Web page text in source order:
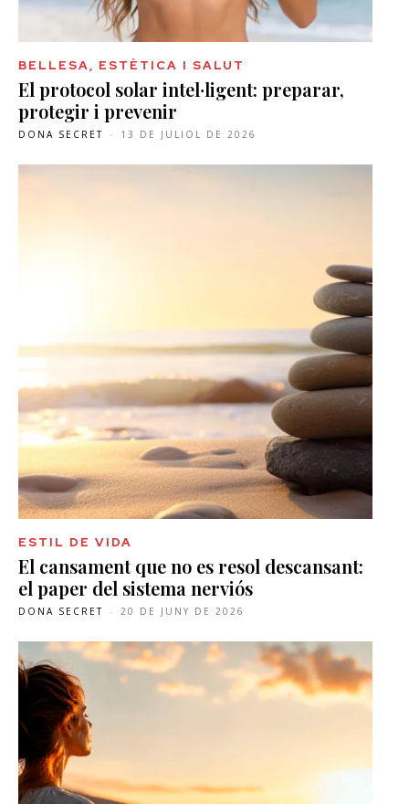
BELLESA, ESTÈTICA I SALUT
El protocol solar intel·ligent: preparar,
protegir i prevenir
DONA SECRET - 13 DE JULIOL DE 2026
ESTIL DE VIDA
El cansament que no es resol descansant:
el paper del sistema nerviós
DONA SECRET - 20 DE JUNY DE 2026